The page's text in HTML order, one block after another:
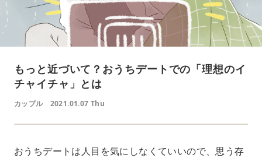
もっと近づいて？おうちデートでの「理想のイ
チャイチャ」とは
カップル 2021.01.07 Thu
おうちデートは人目を気にしなくていいので、思う存